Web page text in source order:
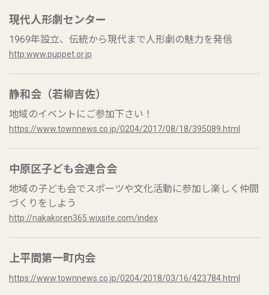
現代人形劇センター
1969年設立、伝統から現代まで人形劇の魅力を発信
http:www.puppet.or.jp
静和会（若柳吉佐）
地域のイベントにご参加下さい！
https://www.townnews.co.jp/0204/2017/08/18/395089.html
中原区子ども会連合会
地域の子ども会でスポーツや文化活動に参加し楽しく仲間
づくりをしよう
http://nakakoren365.wixsite.com/index
上平間第一町内会
https://www.townnews.co.jp/0204/2018/03/16/423784.html